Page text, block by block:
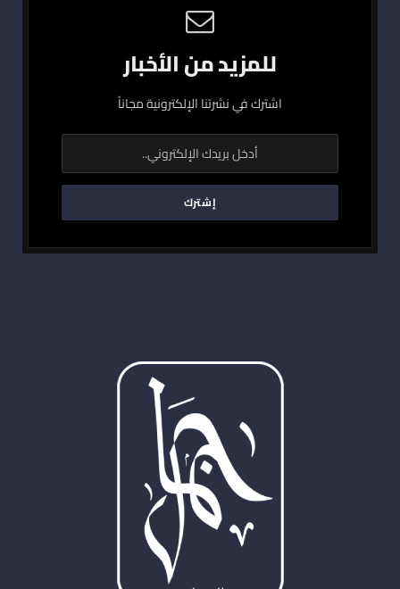
للمزيد من الأخبار
اشترك في نشرتنا الإلكترونية مجاناً